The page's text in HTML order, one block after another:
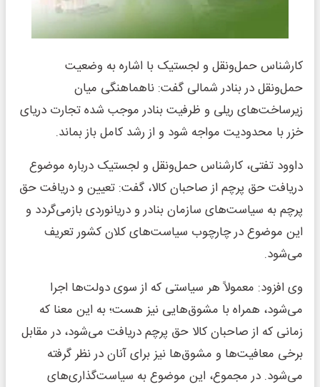
کارشناس حمل‌ونقل و لجستیک با اشاره به وضعیت
حمل‌ونقل در بنادر شمالی گفت: ناهماهنگی میان
زیرساخت‌های ریلی و ظرفیت بنادر موجب شده تجارت دریای
خزر با محدودیت مواجه شود و از رشد کامل باز بماند.
داوود تفتی، کارشناس حمل‌ونقل و لجستیک درباره موضوع
دریافت حق پرچم از صاحبان کالا، گفت: تعیین و دریافت حق
پرچم به سیاست‌های سازمان بنادر و دریانوردی بازمی‌گردد و
این موضوع در چارچوب سیاست‌های کلان کشور تعریف
می‌شود.
وی افزود: معمولاً هر سیاستی که از سوی دولت‌ها اجرا
می‌شود، همراه با مشوق‌هایی نیز هست؛ به این معنا که
زمانی که از صاحبان کالا حق پرچم دریافت می‌شود، در مقابل
برخی معافیت‌ها و مشوق‌ها نیز برای آنان در نظر گرفته
می‌شود. در مجموع، این موضوع به سیاست‌گذاری‌های